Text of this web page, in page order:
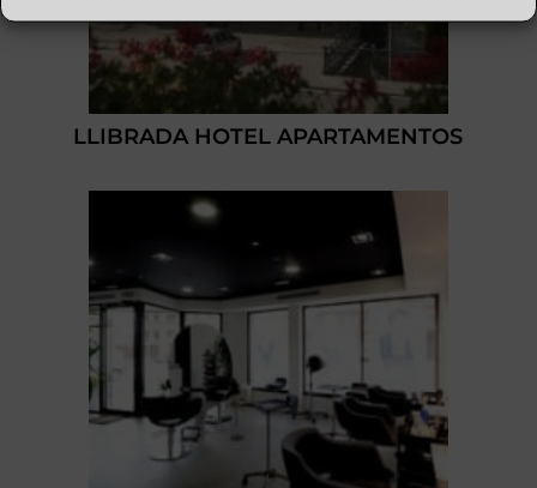
LLIBRADA HOTEL APARTAMENTOS